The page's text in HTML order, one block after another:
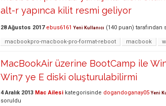
alt-r yapınca kilit resmi geliyor
28 Ağustos 2017 ebus6161 Yeni Kullanıcı (140 puan) tarafından
macbookpro-macbook-pro-format-reboot macbook
MacBookAir üzerine BootCamp ile
Win7 ye E diski oluşturulabilirmi
4 Aralık 2013 Mac Ailesi kategorisinde dogandoganay05 Yeni
soruldu